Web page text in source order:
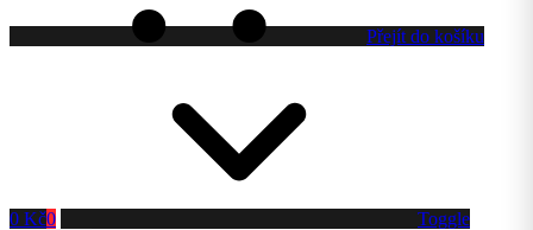
Přejít do košíku
0 Kč0
Toggle